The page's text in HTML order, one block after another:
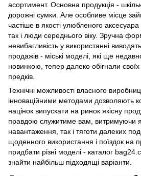
асортимент. Основна продукція -
дорожні сумки. Але особливе місце
частіше в якості улюбленого аксесуара
так і люди середнього віку. Зручна
невибагливість у використанні
продажів - міські моделі, які ще
новинкою, тепер далеко обігнали
предків.
Технічні можливості власного
інноваційними методами дозволяють
націнок випускати на ринок якісну
правдою служитиме вам, витримуючи
навантаження, так і тяготи далеких
щоденного використання і поїздок на
придбати різні моделі - каталог
знайти найбільш підходящі варіанти.